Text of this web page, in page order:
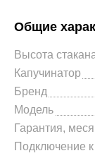
Общие
Высота
Капучинатор
Бренд
Модель
Гарантия,
Подключение